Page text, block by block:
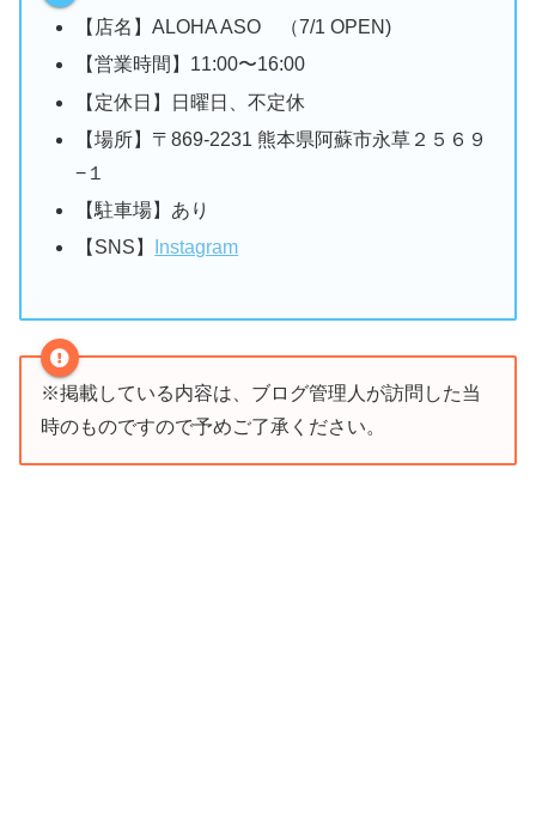
【店名】ALOHA ASO （7/1 OPEN)
【営業時間】11:00〜16:00
【定休日】日曜日、不定休
【場所】〒869-2231 熊本県阿蘇市永草２５６９
−１
【駐車場】あり
【SNS】
Instagram
※掲載している内容は、ブログ管理人が訪問した当
時のものですので予めご了承ください。